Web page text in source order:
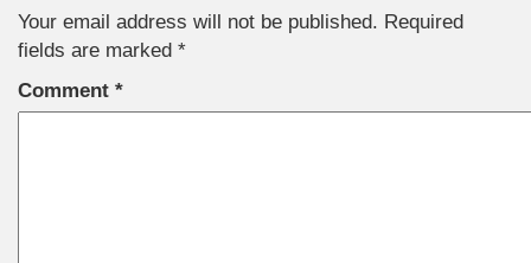
Your email address will not be published. Required
fields are marked *
Comment *